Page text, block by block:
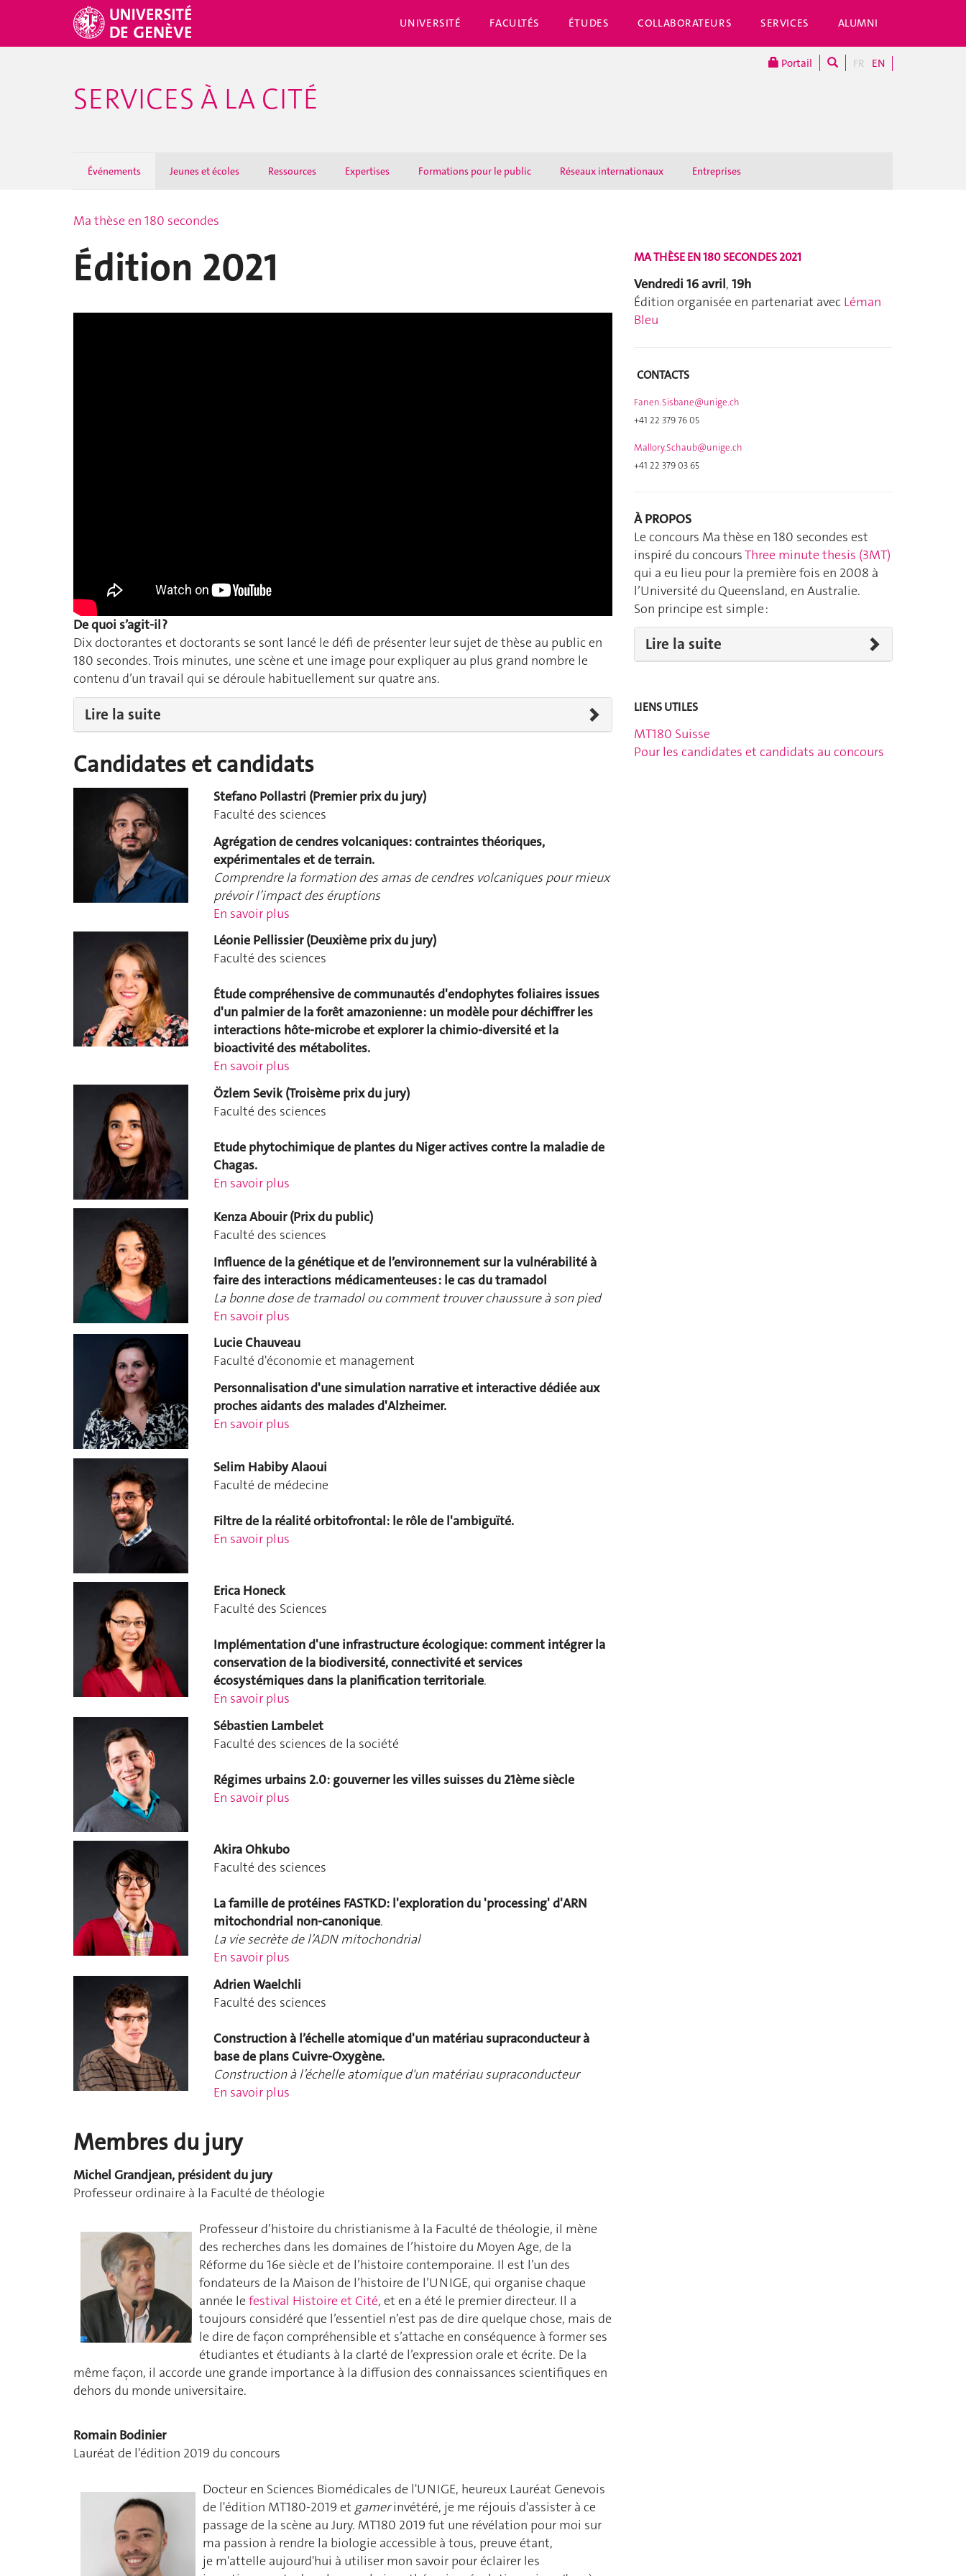
UNIVERSITÉ FACULTÉS ÉTUDES COLLABORATEURS SERVICES ALUMNI
Portail FR EN
SERVICES À LA CITÉ
Événements Jeunes et écoles Ressources Expertises Formations pour le public Réseaux internationaux Entreprises
Ma thèse en 180 secondes
Édition 2021
De quoi s’agit-il ?
Dix doctorantes et doctorants se sont lancé le défi de présenter leur sujet de thèse au public en
180 secondes. Trois minutes, une scène et une image pour expliquer au plus grand nombre le
contenu d’un travail qui se déroule habituellement sur quatre ans.
Lire la suite
Candidates et candidats
Stefano Pollastri (Premier prix du jury)
Faculté des sciences
Agrégation de cendres volcaniques: contraintes théoriques,
expérimentales et de terrain.
Comprendre la formation des amas de cendres volcaniques pour mieux
prévoir l’impact des éruptions
En savoir plus
Léonie Pellissier (Deuxième prix du jury)
Faculté des sciences
Étude compréhensive de communautés d'endophytes foliaires issues
d'un palmier de la forêt amazonienne : un modèle pour déchiffrer les
interactions hôte-microbe et explorer la chimio-diversité et la
bioactivité des métabolites.
En savoir plus
Özlem Sevik (Troisème prix du jury)
Faculté des sciences
Etude phytochimique de plantes du Niger actives contre la maladie de
Chagas.
En savoir plus
Kenza Abouir (Prix du public)
Faculté des sciences
Influence de la génétique et de l’environnement sur la vulnérabilité à
faire des interactions médicamenteuses : le cas du tramadol
La bonne dose de tramadol ou comment trouver chaussure à son pied
En savoir plus
Lucie Chauveau
Faculté d'économie et management
Personnalisation d'une simulation narrative et interactive dédiée aux
proches aidants des malades d'Alzheimer.
En savoir plus
Selim Habiby Alaoui
Faculté de médecine
Filtre de la réalité orbitofrontal: le rôle de l'ambiguïté.
En savoir plus
Erica Honeck
Faculté des Sciences
Implémentation d'une infrastructure écologique: comment intégrer la
conservation de la biodiversité, connectivité et services
écosystémiques dans la planification territoriale.
En savoir plus
Sébastien Lambelet
Faculté des sciences de la société
Régimes urbains 2.0: gouverner les villes suisses du 21ème siècle
En savoir plus
Akira Ohkubo
Faculté des sciences
La famille de protéines FASTKD: l'exploration du 'processing' d'ARN
mitochondrial non-canonique.
La vie secrète de l’ADN mitochondrial
En savoir plus
Adrien Waelchli
Faculté des sciences
Construction à l’échelle atomique d'un matériau supraconducteur à
base de plans Cuivre-Oxygène.
Construction à l’échelle atomique d'un matériau supraconducteur
En savoir plus
Membres du jury
Michel Grandjean, président du jury
Professeur ordinaire à la Faculté de théologie
Professeur d’histoire du christianisme à la Faculté de théologie, il mène
des recherches dans les domaines de l’histoire du Moyen Age, de la
Réforme du 16e siècle et de l’histoire contemporaine. Il est l’un des
fondateurs de la Maison de l’histoire de l’UNIGE, qui organise chaque
année lefestival Histoire et Cité, et en a été le premier directeur. Il a
toujours considéré que l’essentiel n’est pas de dire quelque chose, mais de
le dire de façon compréhensible et s’attache en conséquence à former ses
étudiantes et étudiants à la clarté de l’expression orale et écrite. De la
même façon, il accorde une grande importance à la diffusion des connaissances scientifiques en
dehors du monde universitaire.
Romain Bodinier
Lauréat de l'édition 2019 du concours
Docteur en Sciences Biomédicales de l'UNIGE, heureux Lauréat Genevois
de l'édition MT180-2019 et gamerinvétéré, je me réjouis d'assister à ce
passage de la scène au Jury. MT180 2019 fut une révélation pour moi sur
ma passion à rendre la biologie accessible à tous, preuve étant,
je m'attelle aujourd'hui à utiliser mon savoir pour éclairer les
MA THÈSE EN 180 SECONDES 2021
Vendredi 16 avril, 19h
Édition organisée en partenariat avec Léman
Bleu
CONTACTS
Fanen.Sisbane@unige.ch
+41 22 379 76 05
Mallory.Schaub@unige.ch
+41 22 379 03 65
À PROPOS
Le concours Ma thèse en 180 secondes est
inspiré du concoursThree minute thesis (3MT)
qui a eu lieu pour la première fois en 2008 à
l’Université du Queensland, en Australie.
Son principe est simple :
Lire la suite
LIENS UTILES
MT180 Suisse
Pour les candidates et candidats au concours